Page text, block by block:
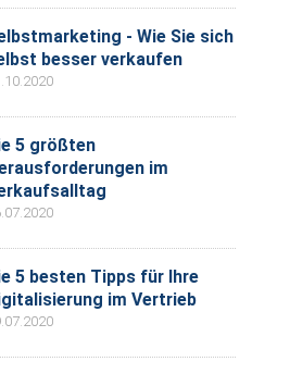
- Wie Sie sich
besser verkaufen
5 größten
im
5 besten Tipps für Ihre
im Vertrieb